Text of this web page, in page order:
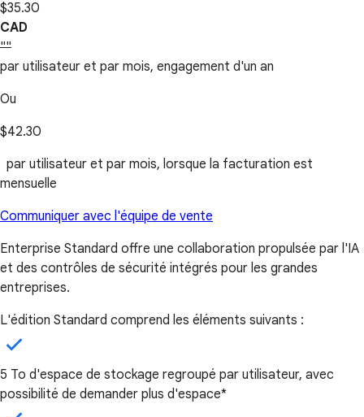
$35.30
CAD
""
par utilisateur et par mois, engagement d'un an
Ou
$42.30
par utilisateur et par mois, lorsque la facturation est
mensuelle
Communiquer avec l'équipe de vente
Enterprise Standard offre une collaboration propulsée par l'IA
et des contrôles de sécurité intégrés pour les grandes
entreprises.
L'édition Standard comprend les éléments suivants :
5 To d'espace de stockage regroupé par utilisateur, avec
possibilité de demander plus d'espace*